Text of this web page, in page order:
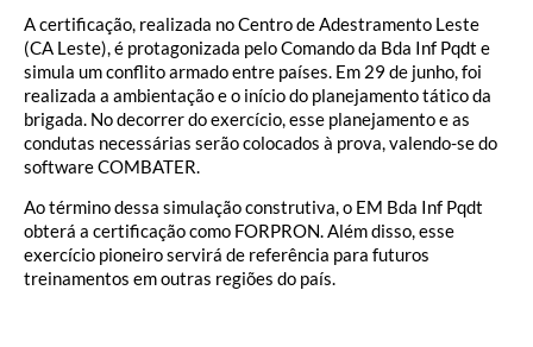
A certificação, realizada no Centro de Adestramento Leste
(CA Leste), é protagonizada pelo Comando da Bda Inf Pqdt e
simula um conflito armado entre países. Em 29 de junho, foi
realizada a ambientação e o início do planejamento tático da
brigada. No decorrer do exercício, esse planejamento e as
condutas necessárias serão colocados à prova, valendo-se do
software COMBATER.
Ao término dessa simulação construtiva, o EM Bda Inf Pqdt
obterá a certificação como FORPRON. Além disso, esse
exercício pioneiro servirá de referência para futuros
treinamentos em outras regiões do país.